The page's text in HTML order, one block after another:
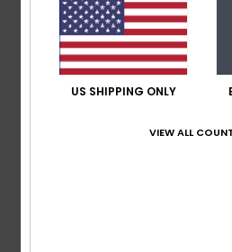
Note
4.0
US SHIPPING ONLY
VIEW ALL